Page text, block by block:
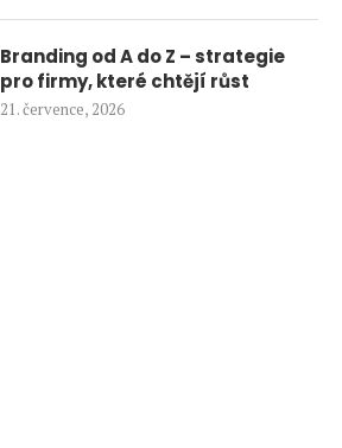
Branding od A do Z – strategie
pro firmy, které chtějí růst
21. července, 2026